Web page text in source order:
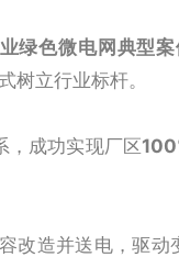
绿色微电网典型案
树立行业标杆。
，成功实现厂区
改造并送电，驱动